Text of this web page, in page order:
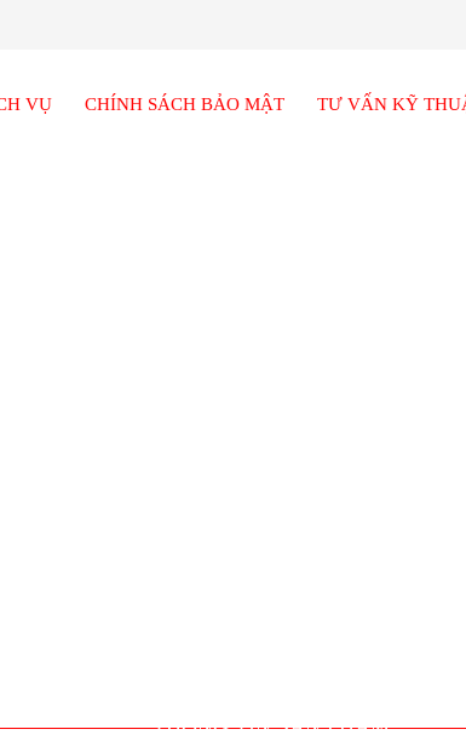
VỤ CHÍNH SÁCH BẢO MẬT TƯ VẤN KỸ
THÔNG TIN SẢN PHẨM